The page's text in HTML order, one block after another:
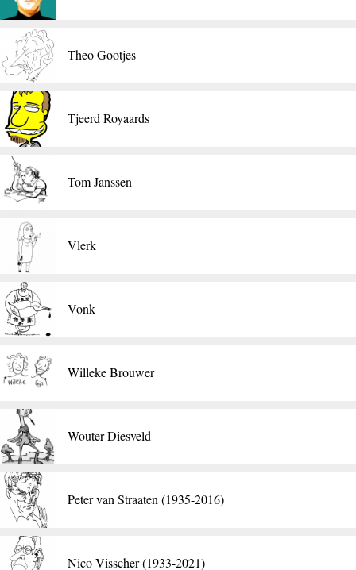
Theo Gootjes
Tjeerd Royaards
Tom Janssen
Vlerk
Vonk
Willeke Brouwer
Wouter Diesveld
Peter van Straaten (1935-2016)
Nico Visscher (1933-2021)